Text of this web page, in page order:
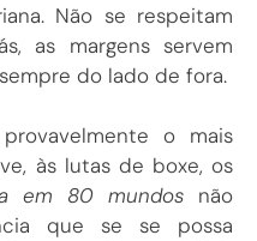
Não se respeitam
as margens servem
do lado de fora.
o mais
às lutas de boxe, os
em 80 mundos não
que se se possa